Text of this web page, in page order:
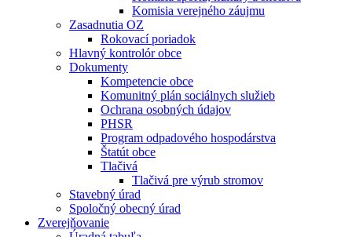
Komisia verejného záujmu
Zasadnutia OZ
Rokovací poriadok
Hlavný kontrolór obce
Dokumenty
Kompetencie obce
Komunitný plán sociálnych služieb
Ochrana osobných údajov
PHSR
Program odpadového hospodárstva
Štatút obce
Tlačivá
Tlačivá pre výrub stromov
Stavebný úrad
Spoločný obecný úrad
Zverejňovanie